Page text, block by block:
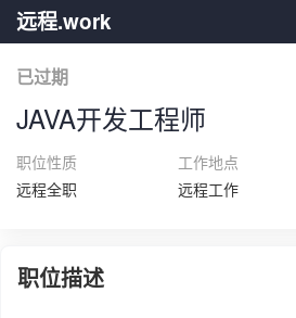
远程.work
已过期
JAVA开发工程师
职位性质
远程全职
工作地点
远程工作
职位描述